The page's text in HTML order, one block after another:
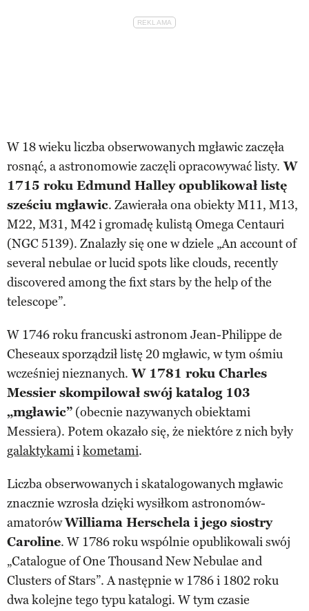
W 18 wieku liczba obserwowanych mgławic zaczęła
rosnąć, a astronomowie zaczęli opracowywać listy. W
1715 roku Edmund Halley opublikował listę
sześciu mgławic. Zawierała ona obiekty M11, M13,
M22, M31, M42 i gromadę kulistą Omega Centauri
(NGC 5139). Znalazły się one w dziele „An account of
several nebulae or lucid spots like clouds, recently
discovered among the fixt stars by the help of the
telescope”.
W 1746 roku francuski astronom Jean-Philippe de
Cheseaux sporządził listę 20 mgławic, w tym ośmiu
wcześniej nieznanych. W 1781 roku Charles
Messier skompilował swój katalog 103
„mgławic” (obecnie nazywanych obiektami
Messiera). Potem okazało się, że niektóre z nich były
galaktykamiikometami.
Liczba obserwowanych i skatalogowanych mgławic
znacznie wzrosła dzięki wysiłkom astronomów-
amatorówWilliama Herschela i jego siostry
Caroline. W 1786 roku wspólnie opublikowali swój
„Catalogue of One Thousand New Nebulae and
Clusters of Stars”. A następnie w 1786 i 1802 roku
dwa kolejne tego typu katalogi. W tym czasie